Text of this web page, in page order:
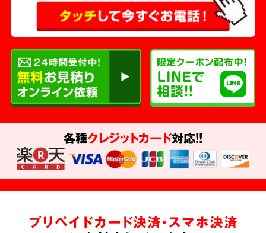
各種クレジットカード対応!!
プリペイドカード決済・スマホ決済